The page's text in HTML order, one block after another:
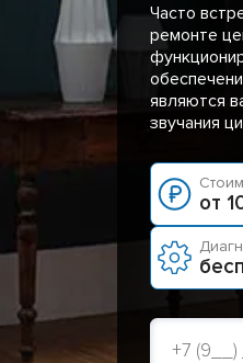
Часто
ремонте
являются
звучания
от